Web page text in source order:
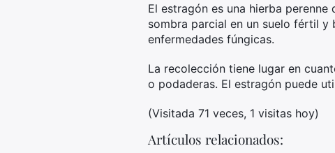
El estragón es una hierba
sombra parcial en un suelo fértil y
enfermedades fúngicas.
La recolección tiene lugar en
o podaderas. El estragón puede
(Visitada 71 veces, 1 visitas hoy)
Artículos relacionados: